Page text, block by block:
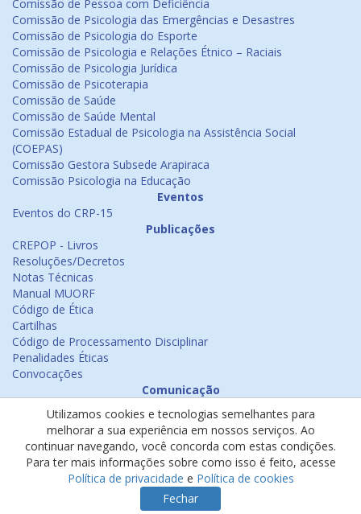
Comissão de Pessoa com Deficiência
Comissão de Psicologia das Emergências e Desastres
Comissão de Psicologia do Esporte
Comissão de Psicologia e Relações Étnico – Raciais
Comissão de Psicologia Jurídica
Comissão de Psicoterapia
Comissão de Saúde
Comissão de Saúde Mental
Comissão Estadual de Psicologia na Assistência Social
(COEPAS)
Comissão Gestora Subsede Arapiraca
Comissão Psicologia na Educação
Eventos
Eventos do CRP-15
Publicações
CREPOP - Livros
Resoluções/Decretos
Notas Técnicas
Manual MUORF
Código de Ética
Cartilhas
Código de Processamento Disciplinar
Penalidades Éticas
Convocações
Comunicação
Emissão de Certificados
Psicologia na Mídia
Ouvidoria
Política de cookies
Política de privacidade
Utilizamos cookies e tecnologias semelhantes para
melhorar a sua experiência em nossos serviços. Ao
continuar navegando, você concorda com estas condições.
Para ter mais informações sobre como isso é feito, acesse
Política de privacidade e Política de cookies
Fechar